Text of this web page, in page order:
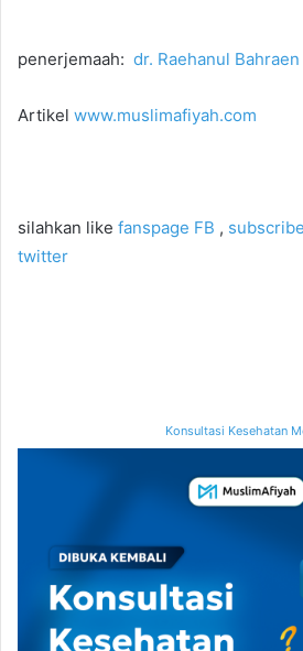
penerjemaah: dr. Raehanul Bahraen
Artikel www.muslimafiyah.com
silahkan like fanspage FB ,
twitter
Konsultasi Kesehatan